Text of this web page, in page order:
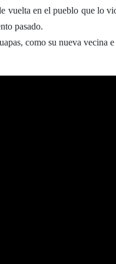
en el pueblo que lo
pasado.
como su nueva vecina